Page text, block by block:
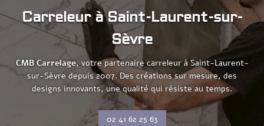
Carreleur à Saint-Laurent-sur-
Sèvre
CMB Carrelage, votre partenaire carreleur à Saint-Laurent-
sur-Sèvre depuis 2007. Des créations sur mesure, des
designs innovants, une qualité qui résiste au temps.
02 41 62 25 63